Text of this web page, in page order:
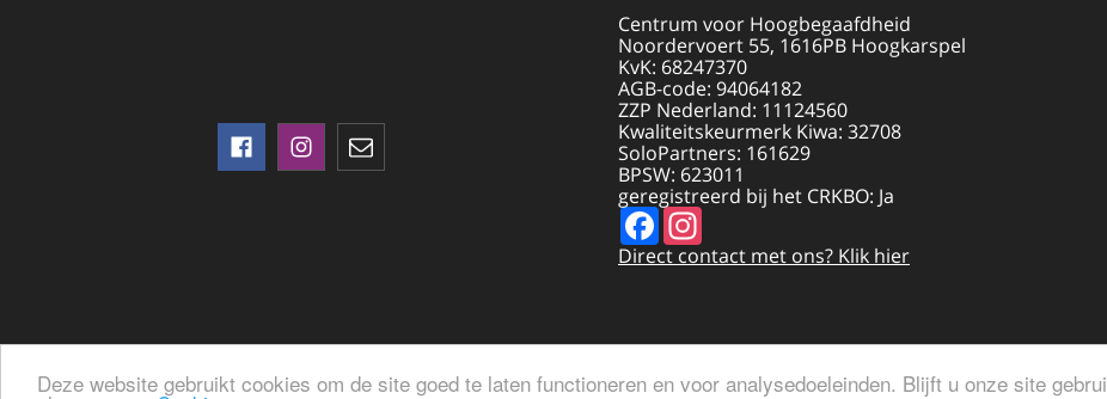
Deze website gebruikt cookies om de site goed te laten functioneren en voor analysedoeleinden. Blijft u onze site
Centrum voor Hoogbegaafdheid
Noordervoert 55, 1616PB Hoogkarspel
KvK: 68247370
AGB-code: 94064182
ZZP Nederland: 11124560
Kwaliteitskeurmerk Kiwa: 32708
SoloPartners: 161629
BPSW: 623011
geregistreerd bij het CRKBO: Ja
FacebookInstagram
Direct contact met ons? Klik hier